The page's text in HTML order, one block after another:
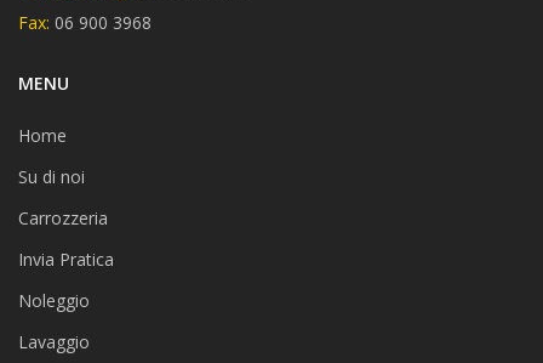
Fax: 06 900 3968
MENU
Home
Su di noi
Carrozzeria
Invia Pratica
Noleggio
Lavaggio